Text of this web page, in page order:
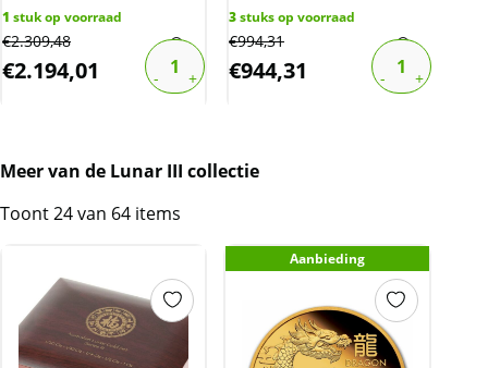
1 stuk op voorraad
€2.309,48
€2.194,01
3stuks op voorraad
€994,31
€944,31
Meer van de Lunar III collectie
Toont 24 van 64 items
Aanbieding